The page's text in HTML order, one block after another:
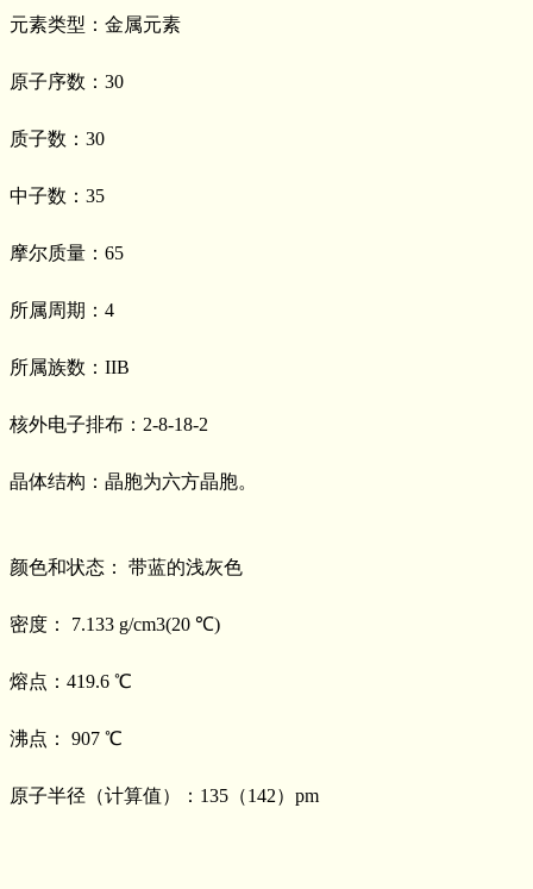
元素类型：金属元素
原子序数：30
质子数：30
中子数：35
摩尔质量：65
所属周期：4
所属族数：IIB
核外电子排布：2-8-18-2
晶体结构：晶胞为六方晶胞。
颜色和状态： 带蓝的浅灰色
密度： 7.133 g/cm3(20 ℃)
熔点：419.6 ℃
沸点： 907 ℃
原子半径（计算值）：135（142）pm